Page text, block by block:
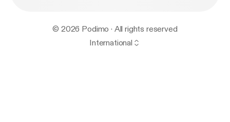
© 2026 Podimo · All rights reserved
International